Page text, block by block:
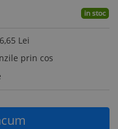
in stoc
Lei
prin cos